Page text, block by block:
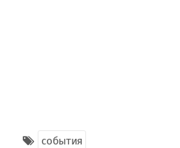
события